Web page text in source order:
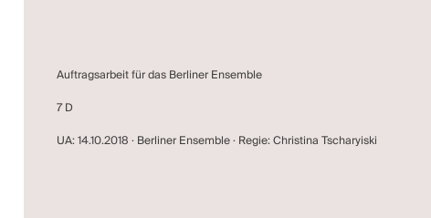
Auftragsarbeit für das Berliner Ensemble
7 D
UA: 14.10.2018 · Berliner Ensemble · Regie: Christina Tscharyiski